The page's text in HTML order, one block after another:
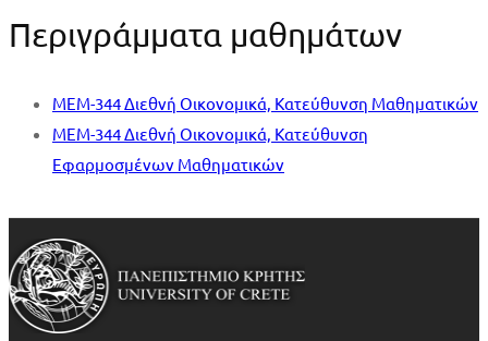
Περιγράμματα μαθημάτων
MEM-344 Διεθνή Οικονομικά, Κατεύθυνση Μαθηματικών
MEM-344 Διεθνή Οικονομικά, Κατεύθυνση
Εφαρμοσμένων Μαθηματικών